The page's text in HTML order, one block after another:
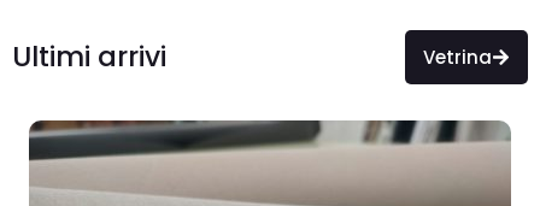
Ultimi arrivi Vetrina